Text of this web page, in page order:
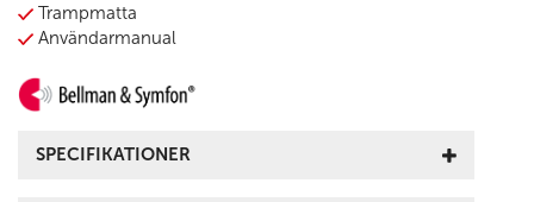
Trampmatta
Användarmanual
SPECIFIKATIONER